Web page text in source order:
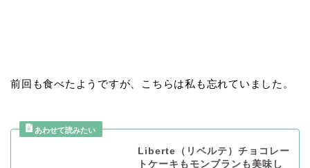
前回も食べたようですが、こちらは私も忘れていました。
Liberte（リベルテ）チョコレー
トケーキもモンブランも美味し